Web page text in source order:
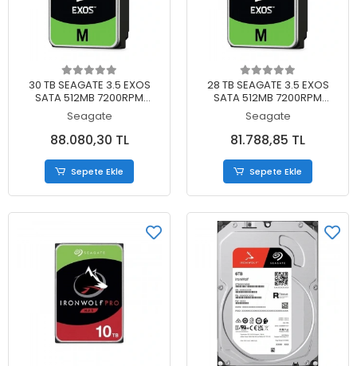
Sepete Ekle
30 TB SEAGATE 3.5 EXOS
SATA 512MB 7200RPM
ST30000NM004K (5 YIL
RESMI DISTI GARANTILI)
Seagate
88.080,30 TL
Sepete Ekle
Sepete Ekle
28 TB SEAGATE 3.5 EXOS
SATA 512MB 7200RPM
ST28000NM003K (5 YIL RESMI
DISTI GARANTILI)
Seagate
81.788,85 TL
Sepete Ekle